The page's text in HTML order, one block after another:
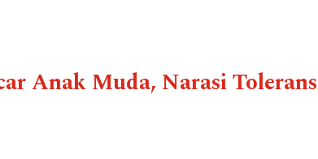
Anak Muda, Narasi